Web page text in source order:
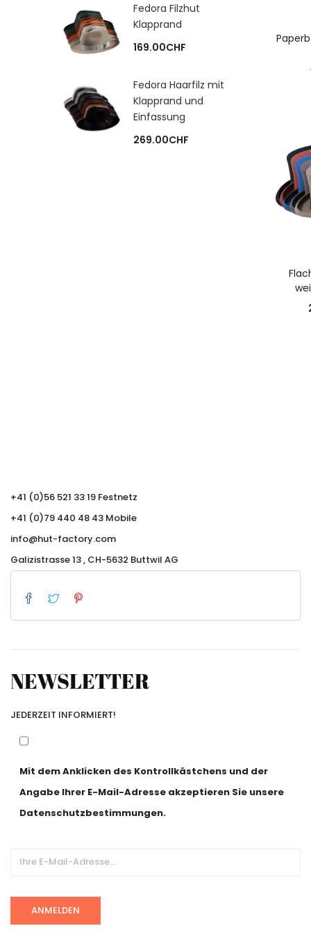
Fedora Filzhut
Klapprand
169.00CHF
Fedora Haarfilz mit
Klapprand und
Einfassung
269.00CHF
+41 (0)56 521 33 19 Festnetz
+41 (0)79 440 48 43 Mobile
info@hut-factory.com
Galizistrasse 13 , CH-5632 Buttwil AG
NEWSLETTER
JEDERZEIT INFORMIERT!
Mit dem Anklicken des Kontrollkästchens und der
Angabe Ihrer E-Mail-Adresse akzeptieren Sie unsere
Datenschutzbestimmungen.